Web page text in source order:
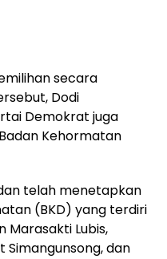
secara
Dodi
Demokrat juga
Kehormatan
telah menetapkan
(BKD) yang terdiri
Marasakti Lubis,
Simangunsong, dan